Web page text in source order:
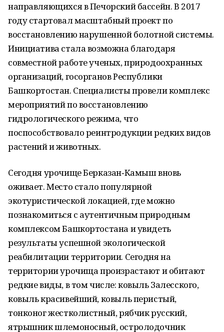
направляющихся в Печорский бассейн. В 2017
году стартовал масштабный проект по
восстановлению нарушенной болотной системы.
Инициатива стала возможна благодаря
совместной работе ученых, природоохранных
организаций, госорганов Республики
Башкортостан. Специалисты провели комплекс
мероприятий по восстановлению
гидрологического режима, что
поспособствовало реинтродукции редких видов
растений и животных.
Сегодня урочище Берказан‑Камыш вновь
оживает. Место стало популярной
экотуристической локацией, где можно
познакомиться с аутентичным природным
комплексом Башкортостана и увидеть
результаты успешной экологической
реабилитации территории. Сегодня на
территории урочища произрастают и обитают
редкие виды, в том числе: ковыль Залесского,
ковыль красивейший, ковыль перистый,
тонконог жестколистный, рябчик русский,
ятрышник шлемоносный, остролодочник